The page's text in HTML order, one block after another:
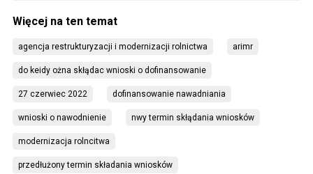
agencja restrukturyzacji i modernizacji rolnictwa arimr
do keidy ożna skłądac wnioski o dofinansowanie
27 czerwiec 2022 dofinansowanie nawadniania
wnioski o nawodnienie nwy termin skłądania wniosków
modernizacja rolncitwa
przedłużony termin składania wniosków